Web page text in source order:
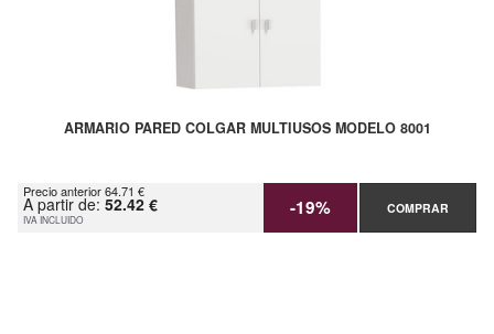
ARMARIO PARED COLGAR MULTIUSOS MODELO 8001
Precio anterior 64.71 €
A partir de: 52.42 €
IVA INCLUIDO -19% COMPRAR